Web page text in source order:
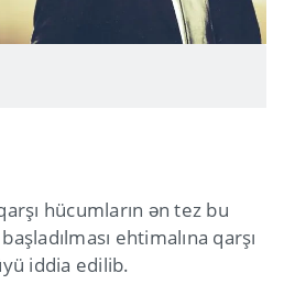
hücumların ən tez bu
ehtimalına qarşı
iddia edilib.